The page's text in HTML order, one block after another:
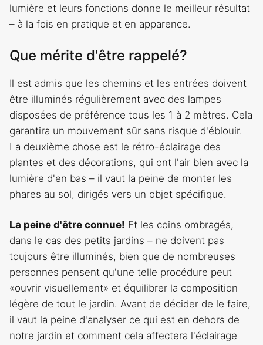
lumière et leurs fonctions donne le meilleur résultat
– à la fois en pratique et en apparence.
Que mérite d'être rappelé?
Il est admis que les chemins et les entrées doivent
être illuminés régulièrement avec des lampes
disposées de préférence tous les 1 à 2 mètres. Cela
garantira un mouvement sûr sans risque d'éblouir.
La deuxième chose est le rétro-éclairage des
plantes et des décorations, qui ont l'air bien avec la
lumière d'en bas – il vaut la peine de monter les
phares au sol, dirigés vers un objet spécifique.
La peine d'être connue! Et les coins ombragés,
dans le cas des petits jardins – ne doivent pas
toujours être illuminés, bien que de nombreuses
personnes pensent qu'une telle procédure peut
«ouvrir visuellement» et équilibrer la composition
légère de tout le jardin. Avant de décider de le faire,
il vaut la peine d'analyser ce qui est en dehors de
notre jardin et comment cela affectera l'éclairage